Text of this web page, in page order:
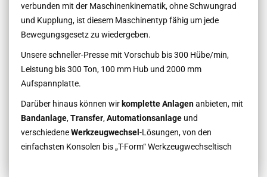
verbunden mit der Maschinenkinematik, ohne Schwungrad
und Kupplung, ist diesem Maschinentyp fähig um jede
Bewegungsgesetz zu wiedergeben.
Unsere schneller-Presse mit Vorschub bis 300 Hübe/min,
Leistung bis 300 Ton, 100 mm Hub und 2000 mm
Aufspannplatte.
Darüber hinaus können wir komplette Anlagenanbieten, mit
Bandanlage,Transfer,Automationsanlage und
verschiedeneWerkzeugwechsel -Lösungen, von den
einfachsten Konsolen bis „T-Form“ Werkzeugwechseltisch